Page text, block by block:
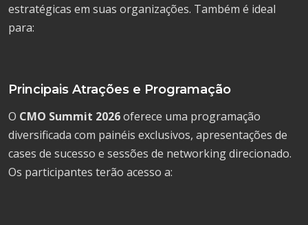
estratégicas em suas organizações. Também é ideal
para:
Principais Atrações e Programação
O CMO Summit 2026oferece uma programação
diversificada com painéis exclusivos, apresentações de
cases de sucesso e sessões de networking direcionado.
Os participantes terão acesso a: